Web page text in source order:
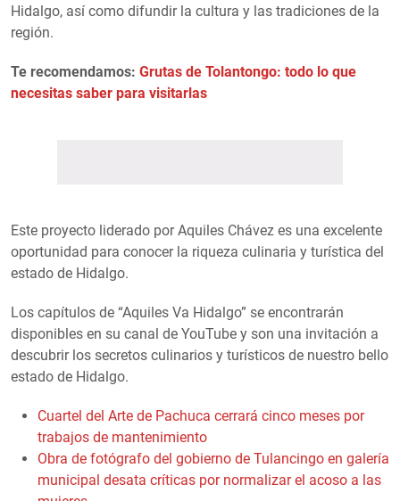
Hidalgo, así como difundir la cultura y las tradiciones de la
región.
Te recomendamos: Grutas de Tolantongo: todo lo que
necesitas saber para visitarlas
Este proyecto liderado por Aquiles Chávez es una excelente
oportunidad para conocer la riqueza culinaria y turística del
estado de Hidalgo.
Los capítulos de “Aquiles Va Hidalgo” se encontrarán
disponibles en su canal de YouTube y son una invitación a
descubrir los secretos culinarios y turísticos de nuestro bello
estado de Hidalgo.
Cuartel del Arte de Pachuca cerrará cinco meses por
trabajos de mantenimiento
Obra de fotógrafo del gobierno de Tulancingo en galería
municipal desata críticas por normalizar el acoso a las